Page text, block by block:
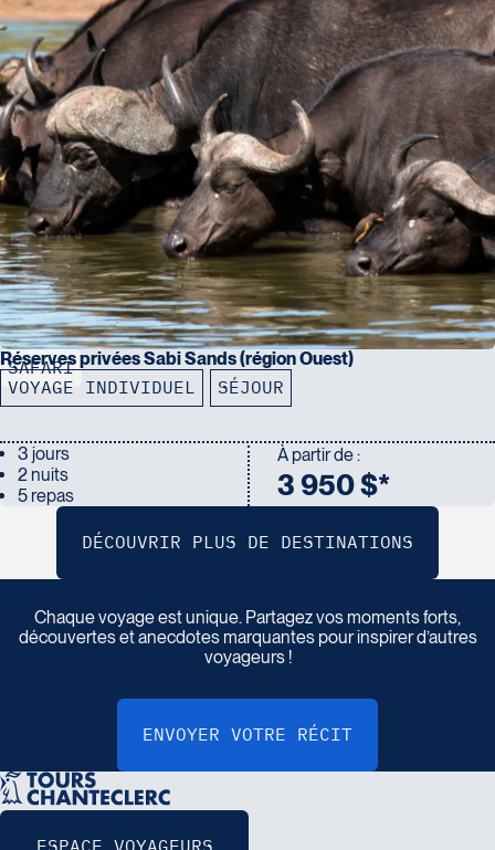
SAFARI
Réserves privées Sabi Sands (région Ouest)
VOYAGE INDIVIDUEL SÉJOUR
3 jours
2 nuits
5 repas
À partir de :
3 950 $*
Pa rtagez votre récit de voya ge
Chaque voyage est unique. Partagez vos moments forts,
découvertes et anecdotes marquantes pour inspirer d’autres
voyageurs !